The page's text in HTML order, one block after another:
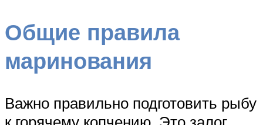
Общие правила
маринования
Важно правильно подготовить рыбу